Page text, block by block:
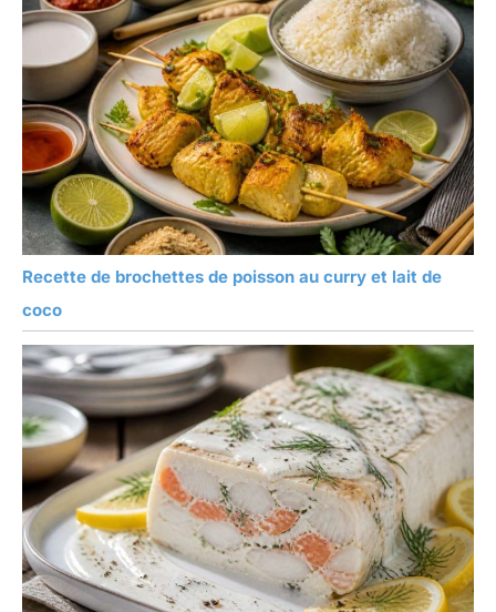
Recette de brochettes de poisson au curry et lait de
coco